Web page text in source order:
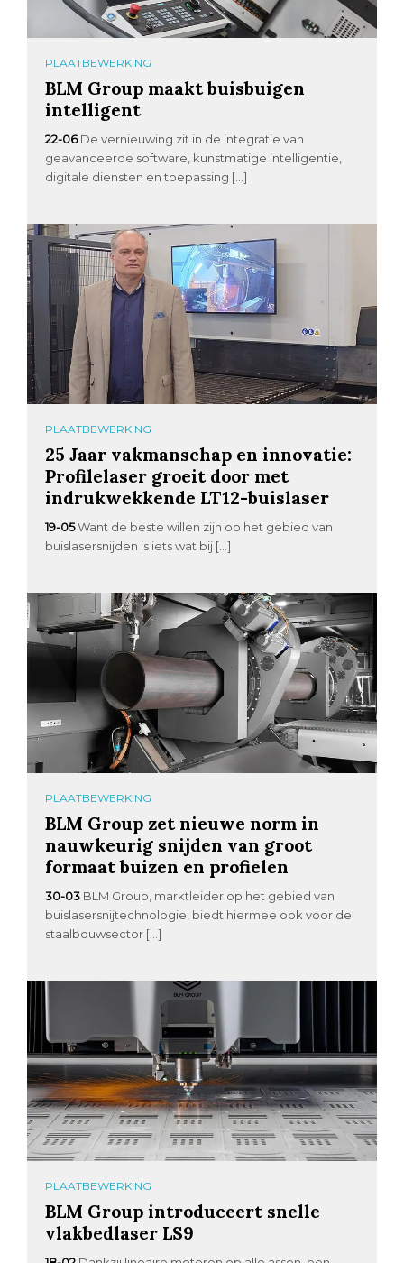
PLAATBEWERKING
BLM Group maakt buisbuigen
intelligent
22-06 De vernieuwing zit in de integratie van
geavanceerde software, kunstmatige intelligentie,
digitale diensten en toepassing […]
PLAATBEWERKING
25 Jaar vakmanschap en innovatie:
Profilelaser groeit door met
indrukwekkende LT12-buislaser
19-05Want de beste willen zijn op het gebied van
buislasersnijden is iets wat bij […]
PLAATBEWERKING
BLM Group zet nieuwe norm in
nauwkeurig snijden van groot
formaat buizen en profielen
30-03 BLM Group, marktleider op het gebied van
buislasersnijtechnologie, biedt hiermee ook voor de
staalbouwsector […]
PLAATBEWERKING
BLM Group introduceert snelle
vlakbedlaser LS9